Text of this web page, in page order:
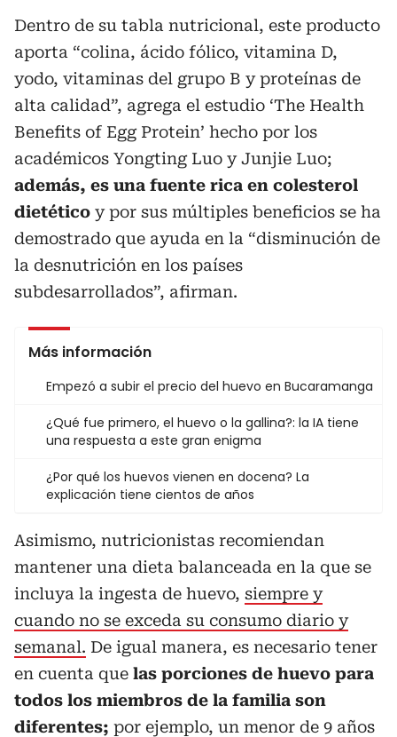
Dentro de su tabla nutricional, este producto
aporta “colina, ácido fólico, vitamina D,
yodo, vitaminas del grupo B y proteínas de
alta calidad”, agrega el estudio ‘The Health
Benefits of Egg Protein’ hecho por los
académicos Yongting Luo y Junjie Luo;
además, es una fuente rica en colesterol
dietético y por sus múltiples beneficios se ha
demostrado que ayuda en la “disminución de
la desnutrición en los países
subdesarrollados”, afirman.
Más información
Empezó a subir el precio del huevo en Bucaramanga
¿Qué fue primero, el huevo o la gallina?: la IA tiene
una respuesta a este gran enigma
¿Por qué los huevos vienen en docena? La
explicación tiene cientos de años
Asimismo, nutricionistas recomiendan
mantener una dieta balanceada en la que se
incluya la ingesta de huevo, siempre y
cuando no se exceda su consumo diario y
semanal. De igual manera, es necesario tener
en cuenta que las porciones de huevo para
todos los miembros de la familia son
diferentes; por ejemplo, un menor de 9 años